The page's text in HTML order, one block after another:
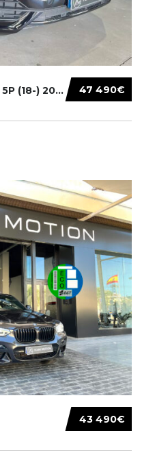
47 490€
VOLKSWAGEN TOUAREG (CR) 5P (18-) 2021...
43 490€